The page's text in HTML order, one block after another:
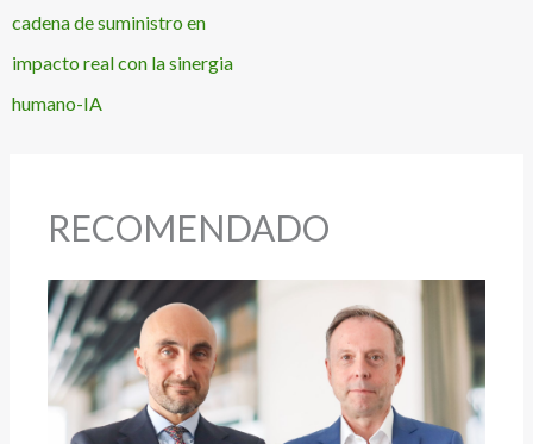
cadena de suministro en
impacto real con la sinergia
humano-IA
RECOMENDADO